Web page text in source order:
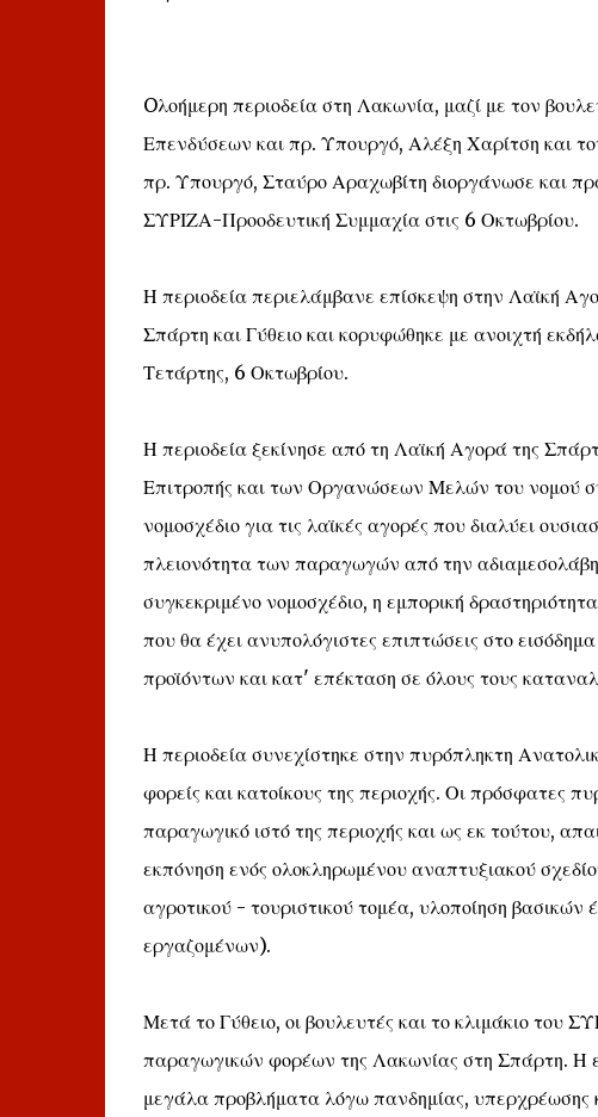
Oλοήμερη περιοδεία στη Λακωνία, μαζί με τον
Επενδύσεων και πρ. Υπουργό, Αλέξη Χαρίτση και
πρ. Υπουργό, Σταύρο Αραχωβίτη διοργάνωσε και
ΣΥΡΙΖΑ-Προοδευτική Συμμαχία στις 6 Οκτωβρίου.
Η περιοδεία περιελάμβανε επίσκεψη στην Λαϊκή
Σπάρτη και Γύθειο και κορυφώθηκε με ανοιχτή
Τετάρτης, 6 Οκτωβρίου.
Η περιοδεία ξεκίνησε από τη Λαϊκή Αγορά της
Επιτροπής και των Οργανώσεων Μελών του νομού
νομοσχέδιο για τις λαϊκές αγορές που διαλύει
πλειονότητα των παραγωγών από την
συγκεκριμένο νομοσχέδιο, η εμπορική
που θα έχει ανυπολόγιστες επιπτώσεις στο
προϊόντων και κατ' επέκταση σε όλους τους
Η περιοδεία συνεχίστηκε στην πυρόπληκτη
φορείς και κατοίκους της περιοχής. Οι πρόσφατες
παραγωγικό ιστό της περιοχής και ως εκ τούτου,
εκπόνηση ενός ολοκληρωμένου αναπτυξιακού
αγροτικού - τουριστικού τομέα, υλοποίηση
εργαζομένων).
Μετά το Γύθειο, οι βουλευτές και το κλιμάκιο
παραγωγικών φορέων της Λακωνίας στη Σπάρτη. Η
μεγάλα προβλήματα λόγω πανδημίας, υπερχρέωσης